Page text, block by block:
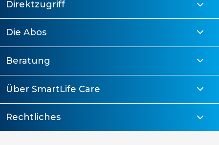
Direktzugriff
Die Abos
Beratung
Über SmartLife Care
Rechtliches